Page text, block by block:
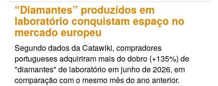
“Diamantes” produzidos em
laboratório conquistam espaço no
mercado europeu
Segundo dados da Catawiki, compradores
portugueses adquiriram mais do dobro (+135%) de
"diamantes" de laboratório em junho de 2026, em
comparação com o mesmo mês do ano anterior.